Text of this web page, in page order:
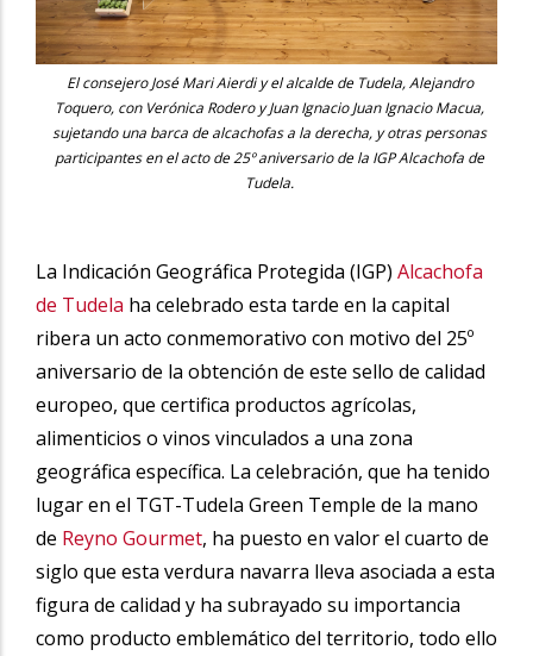
El consejero José Mari Aierdi y el alcalde de Tudela, Alejandro
Toquero, con Verónica Rodero y Juan Ignacio Juan Ignacio Macua,
sujetando una barca de alcachofas a la derecha, y otras personas
participantes en el acto de 25º aniversario de la IGP Alcachofa de
Tudela.
La Indicación Geográfica Protegida (IGP) Alcachofa
de Tudela ha celebrado esta tarde en la capital
ribera un acto conmemorativo con motivo del 25º
aniversario de la obtención de este sello de calidad
europeo, que certifica productos agrícolas,
alimenticios o vinos vinculados a una zona
geográfica específica. La celebración, que ha tenido
lugar en el TGT-Tudela Green Temple de la mano
de Reyno Gourmet, ha puesto en valor el cuarto de
siglo que esta verdura navarra lleva asociada a esta
figura de calidad y ha subrayado su importancia
como producto emblemático del territorio, todo ello